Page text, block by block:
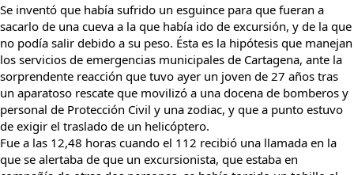
Se inventó que había sufrido un esguince para que fueran a
sacarlo de una cueva a la que había ido de excursión, y de la que
no podía salir debido a su peso. Ésta es la hipótesis que manejan
los servicios de emergencias municipales de Cartagena, ante la
sorprendente reacción que tuvo ayer un joven de 27 años tras
un aparatoso rescate que movilizó a una docena de bomberos y
personal de Protección Civil y una zodiac, y que a punto estuvo
de exigir el traslado de un helicóptero.
Fue a las 12,48 horas cuando el 112 recibió una llamada en la
que se alertaba de que un excursionista, que estaba en